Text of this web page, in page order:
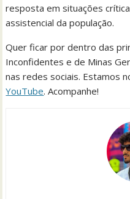
resposta em situações
assistencial da população.
Quer ficar por dentro das
Inconfidentes e de Minas
nas redes sociais. Estamos
YouTube. Acompanhe!